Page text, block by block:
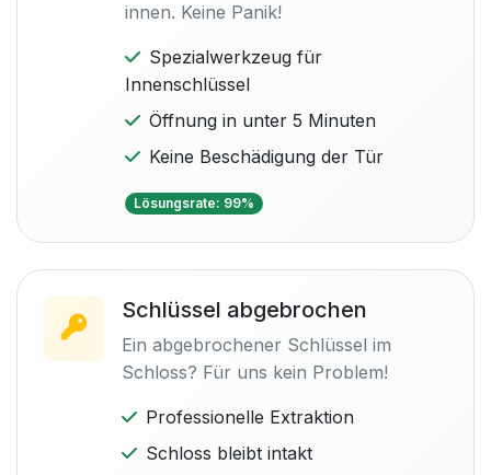
innen. Keine Panik!
Spezialwerkzeug für
Innenschlüssel
Öffnung in unter 5 Minuten
Keine Beschädigung der Tür
Lösungsrate: 99%
Schlüssel abgebrochen
Ein abgebrochener Schlüssel im
Schloss? Für uns kein Problem!
Professionelle Extraktion
Schloss bleibt intakt